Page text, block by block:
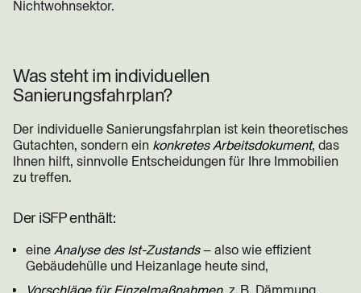
Nichtwohnsektor.
Was steht im individuellen
Sanierungsfahrplan?
Der individuelle Sanierungsfahrplan ist kein theoretisches
Gutachten, sondern ein konkretes Arbeitsdokument, das
Ihnen hilft, sinnvolle Entscheidungen für Ihre Immobilien
zu treffen.
Der iSFP enthält:
eine Analyse des Ist-Zustands– also wie effizient
Gebäudehülle und Heizanlage heute sind,